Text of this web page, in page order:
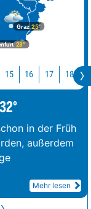
Graz25°
23°
15 16 17 18
in der Früh
außerdem
Mehr lesen